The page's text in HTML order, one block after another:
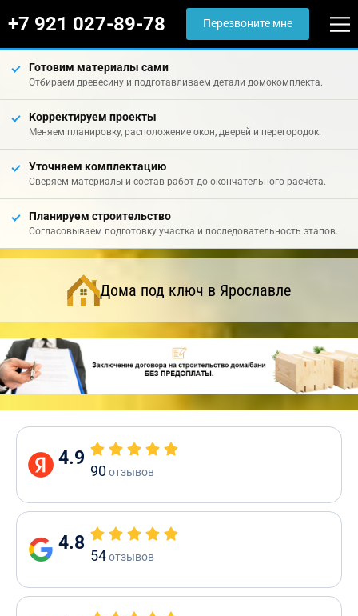
+7 921 027-89-78 Перезвоните мне
Готовим материалы сами
Отбираем древесину и подготавливаем детали домокомплекта.
Корректируем проекты
Меняем планировку, расположение окон, дверей и перегородок.
Уточняем комплектацию
Сверяем материалы и состав работ до окончательного расчёта.
Планируем строительство
Согласовываем подготовку участка и последовательность этапов.
Дома под ключ в Ярославле
4.9
90отзывов
4.8
54отзывов